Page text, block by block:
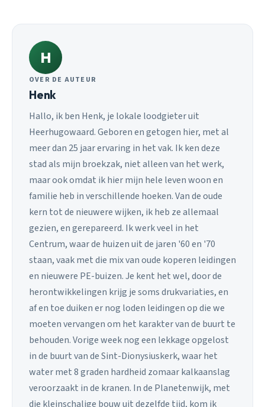
H
OVER DE AUTEUR
Henk
Hallo, ik ben Henk, je lokale loodgieter uit
Heerhugowaard. Geboren en getogen hier, met al
meer dan 25 jaar ervaring in het vak. Ik ken deze
stad als mijn broekzak, niet alleen van het werk,
maar ook omdat ik hier mijn hele leven woon en
familie heb in verschillende hoeken. Van de oude
kern tot de nieuwere wijken, ik heb ze allemaal
gezien, en gerepareerd. Ik werk veel in het
Centrum, waar de huizen uit de jaren '60 en '70
staan, vaak met die mix van oude koperen leidingen
en nieuwere PE-buizen. Je kent het wel, door de
herontwikkelingen krijg je soms drukvariaties, en
af en toe duiken er nog loden leidingen op die we
moeten vervangen om het karakter van de buurt te
behouden. Vorige week nog een lekkage opgelost
in de buurt van de Sint-Dionysiuskerk, waar het
water met 8 graden hardheid zomaar kalkaanslag
veroorzaakt in de kranen. In de Planetenwijk, met
die kleinschalige bouw uit dezelfde tijd, kom ik